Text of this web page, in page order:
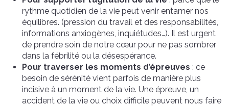
rythme quotidien de la vie peut venir entamer nos
équilibres. (pression du travail et des responsabilités,
informations anxiogènes, inquiétudes…). Il est urgent
de prendre soin de notre cœur pour ne pas sombrer
dans la fébrilité ou la désespérance.
Pour traverser les moments d’épreuves : ce
besoin de sérénité vient parfois de manière plus
incisive à un moment de la vie. Une épreuve, un
accident de la vie ou choix difficile peuvent nous faire